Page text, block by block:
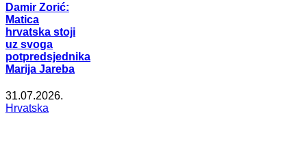
Damir Zorić:
Matica
hrvatska stoji
uz svoga
potpredsjednika
Marija Jareba
31.07.2026.
Hrvatska